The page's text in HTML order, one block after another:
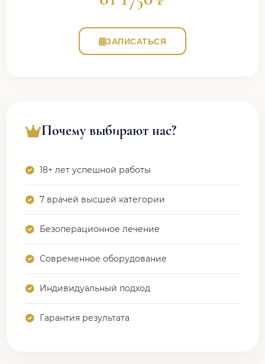
ЗАПИСАТЬСЯ
Почему выбирают нас?
18+ лет успешной работы
7 врачей высшей категории
Безоперационное лечение
Современное оборудование
Индивидуальный подход
Гарантия результата